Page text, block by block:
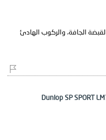
الجافة، والركوب الهادئ